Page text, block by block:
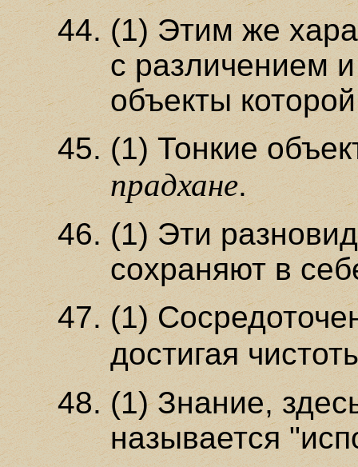
(1) Этим же
с различением
объекты
(1) Тонкие
прадхане.
(1) Эти
сохраняют в
(1)
достигая
(1) Знание,
называется